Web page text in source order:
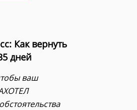
Как вернуть
дней
ваш